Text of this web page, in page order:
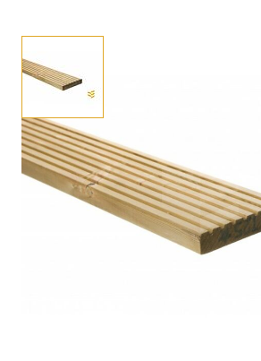
Dit vuren geimpregneerd dekdeel is
Noord-Europa. Vurenhout komt van
Nederland de meest gebruikte
makkelijk bewerkbaar hout en
Vuren is niet een heel duurzaam
wel een relatief makkelijk te
beitsen en af te lakken houtsoort